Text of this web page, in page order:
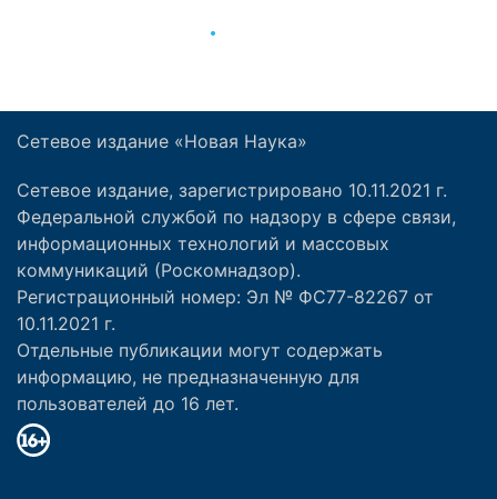
Сетевое издание «Новая Наука»
Сетевое издание, зарегистрировано 10.11.2021 г.
Федеральной службой по надзору в сфере связи,
информационных технологий и массовых
коммуникаций (Роскомнадзор).
Регистрационный номер: Эл № ФС77-82267 от
10.11.2021 г.
Отдельные публикации могут содержать
информацию, не предназначенную для
пользователей до 16 лет.